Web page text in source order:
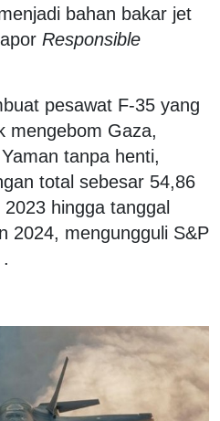
bahan bakar jet
Responsible
pesawat F-35 yang
mengebom Gaza,
tanpa henti,
total sebesar 54,86
hingga tanggal
2024, mengungguli S&P